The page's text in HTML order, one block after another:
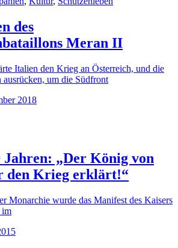
des
Meran II
Italien den Krieg an Österreich, und die
ausrücken, um die Südfront
2018
Jahren: „Der König von
den Krieg erklärt!“
Monarchie wurde das Manifest des Kaisers
im